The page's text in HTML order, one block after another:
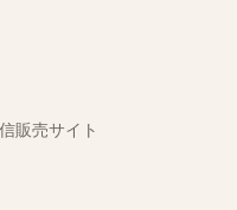
販売サイト